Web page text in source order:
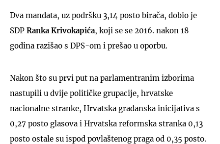
Dva mandata, uz podršku 3,14 posto birača, dobio je
SDP Ranka Krivokapića, koji se se 2016. nakon 18
godina razišao s DPS-om i prešao u oporbu.
Nakon što su prvi put na parlamentranim izborima
nastupili u dvije političke grupacije, hrvatske
nacionalne stranke, Hrvatska građanska inicijativa s
0,27 posto glasova i Hrvatska reformska stranka 0,13
posto ostale su ispod povlaštenog praga od 0,35 posto.